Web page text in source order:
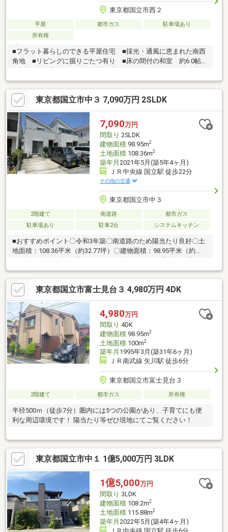
東京都国立市西２
平屋 都市ガス
駐車場あり
所有権
■フラット暮らしのできる平屋住宅 ■採光・通風に恵まれた南西
角地 ■リビングに掘りごたつ有り ■床の間付の和室 約6.0帖
による） ■2駅・2路線利用可能 ■国立市コミュニティバス
「くにっこ」ぶどう園西バス停まで徒歩1分(約40m)
東京都国立市中３ 7,090万円 2SLDK
7,090万円
間取り 2SLDK
建物面積98.95m2
土地面積108.36m2
築年月 2021年5月(築5年4ヶ月)
ＪＲ中央線 国立駅 徒歩22分
その他の交通
東京都国立市中３
2階建て 南道路
都市ガス
駐車場あり
駐車2台 システムキッチン
■おすすめポイント〇令和3年築〇南道路のため陽当たり良好〇土
地面積：108.36平米（約32.77坪）〇建物面積：98.95平米（約
29.93坪）〇約21帖の広々としたLDK〇リビングを見渡せる開放的
な対面式キッチン〇ウォークインクローゼット、パントリーがあ
り収納豊富〇家族が顔を合わせやすいリビングイン階段〇駐車ス
ペース2台あり（車種による制限あり）■ご自宅の『売却』も三井
のリハウスにお任せください『無料査定のお申込みは』フリーコ
ール 0120-323-085
東京都国立市富士見台３ 4,980万円 4DK
4,980万円
間取り 4DK
建物面積98.95m2
土地面積100m2
築年月 1995年3月(築31年6ヶ月)
ＪＲ南武線 矢川駅 徒歩6分
東京都国立市富士見台３
2階建て 都市ガス 所有権
半径500ｍ（徒歩7分）圏内には5つの公園があり、子育てにも便
利な周辺環境です！ 陽当たり等ぜひ現地にてご覧ください！
東京都国立市中１ 1億5,000万円 3LDK
1億5,000万円
間取り 3LDK
建物面積108.2m2
土地面積115.88m2
築年月 2022年5月(築4年4ヶ月)